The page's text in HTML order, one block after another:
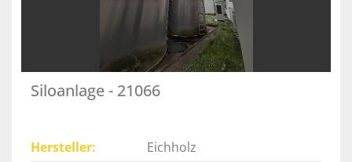
Siloanlage - 21066
Hersteller
Eichholz